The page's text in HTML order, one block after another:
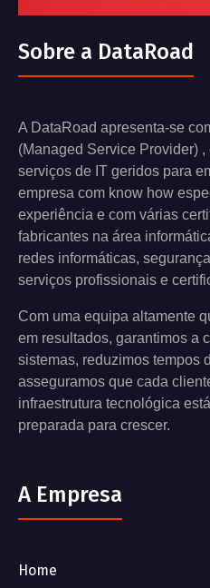
Sobre a DataRoad
A DataRoad apresenta-se
(Managed Service Provider)
serviços de IT geridos para
empresa com know how
experiência e com várias
fabricantes na área
redes informáticas,
serviços profissionais e
Com uma equipa altamente
em resultados, garantimos a
sistemas, reduzimos tempos
asseguramos que cada
infraestrutura tecnológica
preparada para crescer.
A Empresa
Home